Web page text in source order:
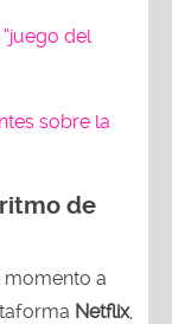
del
sobre la
de
momento a
Netflix,